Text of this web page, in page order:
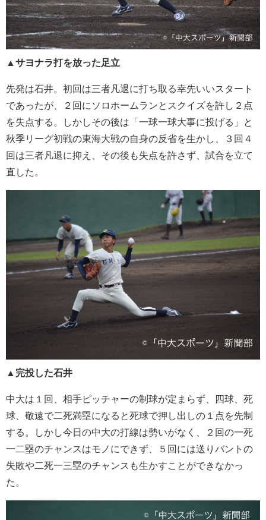
▲サヨナラ打を放った足立
先発は石井。初回は三者凡退に打ち取る幸先いいスタート
であったが、２回にソロホームランとスクイズを許し２点
を失点する。しかしその後は「一球一球大事に投げる」と
秋季リーグ初戦の東海大戦の自身の反省を生かし、３回４
回は三者凡退に抑え、その後も失点を許さず、試合を立て
直した。
▲完投した石井
中大は１回、相手ピッチャーの制球が定まらず、四球、死
球、敬遠で二死満塁になると死球で押し出しの１点を先制
する。しかし今日の中大の打線は勢いがなく、２回の一死
一二塁のチャンスはモノにできず、５回には送りバントの
失敗や二死一三塁のチャンスも生かすことができなかっ
た。